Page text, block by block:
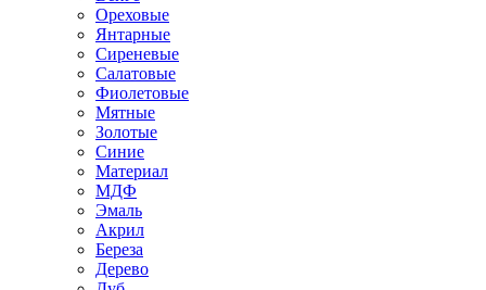
Ореховые
Янтарные
Сиреневые
Салатовые
Фиолетовые
Мятные
Золотые
Синие
Материал
МДФ
Эмаль
Акрил
Береза
Дерево